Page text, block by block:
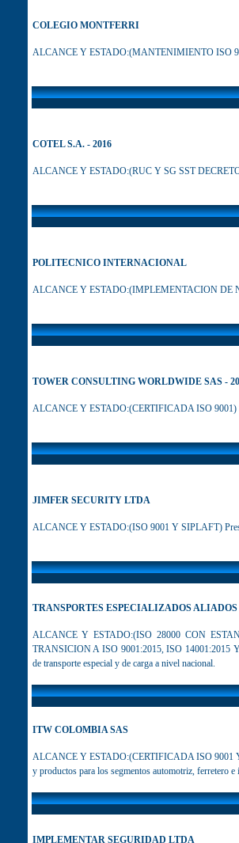
COLEGIO MONTFERRI
ALCANCE Y ESTADO:(MANTENIMIENTO ISO
COTEL S.A. - 2016
ALCANCE Y ESTADO:(RUC Y SG SST
POLITECNICO INTERNACIONAL
ALCANCE Y ESTADO:(IMPLEMENTACION DE
TOWER CONSULTING WORLDWIDE SAS -
ALCANCE Y ESTADO:(CERTIFICADA ISO 9001)
JIMFER SECURITY LTDA
ALCANCE Y ESTADO:(ISO 9001 Y SIPLAFT)
TRANSPORTES ESPECIALIZADOS ALIADOS
ALCANCE Y ESTADO:(ISO 28000 CON
TRANSICION A ISO 9001:2015, ISO 14001:2015
de transporte especial y de carga a nivel nacional.
ITW COLOMBIA SAS
ALCANCE Y ESTADO:(CERTIFICADA ISO 9001
y productos para los segmentos automotriz, ferretero e
IMPLEMENTAR SEGURIDAD LTDA